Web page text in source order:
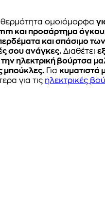
ομοιόμορφα
και προσάρτημα
και σπάσιμο
σου ανάγκες. Διαθέτει
την ηλεκτρική βούρτσα
μπούκλες. Για κυματιστά
για τις ηλεκτρικές